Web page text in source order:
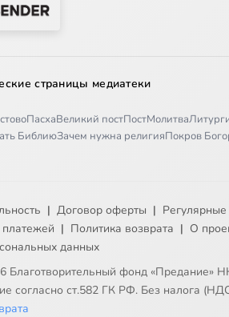
страницы медиатеки
ПасхаВеликий постПостМолитва
БиблиюЗачем нужна религияПокров
| Договор оферты |
платежей | Политика возврата | О
данных
Благотворительный фонд «Предание»
согласно ст.582 ГК РФ. Без налога